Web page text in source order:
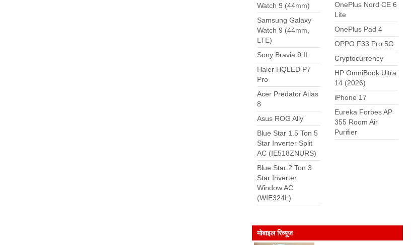
Watch 9 (44mm)
Samsung Galaxy
Watch 9 (44mm,
LTE)
Sony Bravia 9 II
Haier HQLED P7
Pro
Acer Predator Atlas
8
Asus ROG Ally
Blue Star 1.5 Ton 5
Star Inverter Split
AC (IE518ZNURS)
Blue Star 2 Ton 3
Star Inverter
Window AC
(WIE324L)
OnePlus Nord CE 6
Lite
OnePlus Pad 4
OPPO F33 Pro 5G
Cryptocurrency
HP OmniBook Ultra
14 (2026)
iPhone 17
Eureka Forbes AP
355 Room Air
Purifier
मोबाइल रिव्यूज